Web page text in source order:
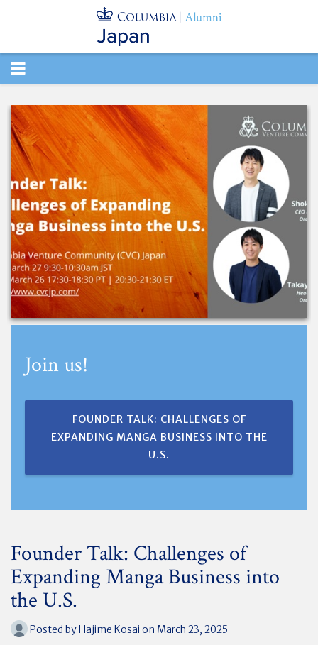
TOGGLE
Join us!
FOUNDER TALK: CHALLENGES OF
EXPANDING MANGA BUSINESS INTO THE
U.S.
Founder Talk: Challenges of
Expanding Manga Business into
the U.S.
Posted byHajime Kosai on March 23, 2025